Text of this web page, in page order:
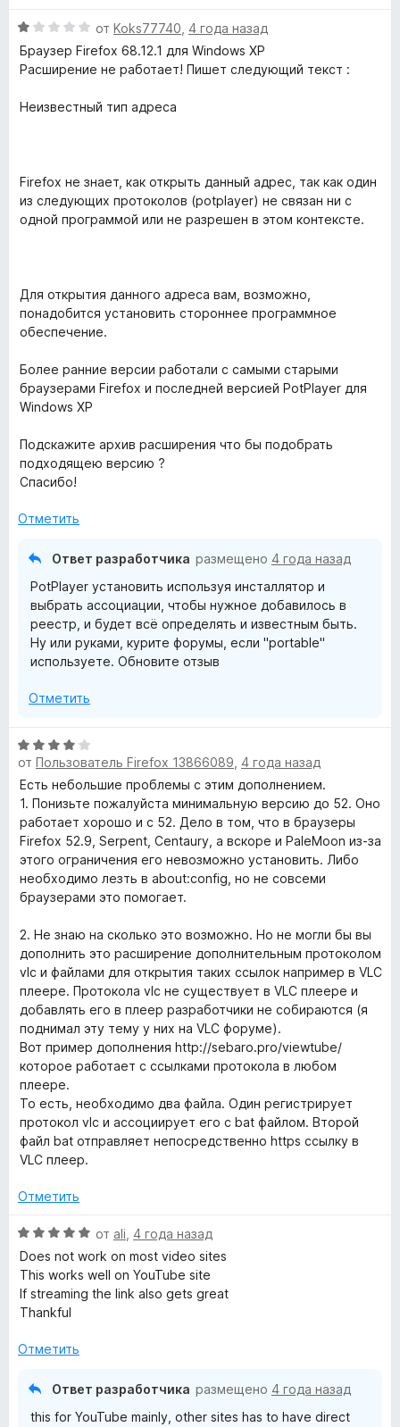
О
ц
е
е
а
1
и
от Koks77740 4 года назад
Браузер Firefox 68.12.1 для Windows XP
Расширение не работает! Пишет следующий текст :
Неизвестный тип адреса
Firefox не знает, как открыть данный адрес, так как один
из следующих протоколов (potplayer) не связан ни с
одной программой или не разрешен в этом контексте.
Для открытия данного адреса вам, возможно,
понадобится установить стороннее программное
обеспечение.
Более ранние версии работали с самыми старыми
браузерами Firefox и последней версией PotPlayer для
Windows XP
Подскажите архив расширения что бы подобрать
подходящею версию ?
Спасибо!
Отметить
Ответ разработчика размещено 4 года назад
PotPlayer установить используя инсталлятор и
выбрать ассоциации, чтобы нужное добавилось в
реестр, и будет всё определять и известным быть.
Ну или руками, курите форумы, если "portable"
используете. Обновите отзыв
Отметить
О
ц
е
н
е
н
о
н
а
и
з
5
от Пользователь Firefox 13866089 4 года назад
Есть небольшие проблемы с этим дополнением.
1. Понизьте пожалуйста минимальную версию до 52. Оно
работает хорошо и с 52. Дело в том, что в браузеры
Firefox 52.9, Serpent, Centaury, а вскоре и PaleMoon из-за
этого ограничения его невозможно установить. Либо
необходимо лезть в about:config, но не совсеми
браузерами это помогает.
2. Не знаю на сколько это возможно. Но не могли бы вы
дополнить это расширение дополнительным протоколом
vlc и файлами для открытия таких ссылок например в VLC
плеере. Протокола vlc не существует в VLC плеере и
добавлять его в плеер разработчики не собираются (я
поднимал эту тему у них на VLC форуме).
Вот пример дополнения http://sebaro.pro/viewtube/
которое работает с ссылками протокола в любом
плеере.
То есть, необходимо два файла. Один регистрирует
протокол vlc и ассоциирует его с bat файлом. Второй
файл bat отправляет непосредственно https ссылку в
VLC плеер.
Отметить
О
ц
е
н
е
о
от ali 4 года назад
Does not work on most video sites
This works well on YouTube site
If streaming the link also gets great
Thankful
Отметить
Ответ разработчика размещено 4 года назад
this for YouTube mainly, other sites has to have direct